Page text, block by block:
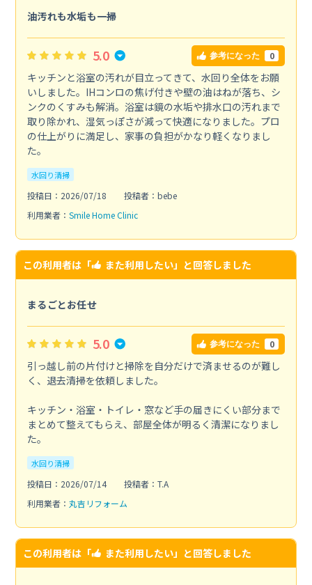
油汚れも水垢も一掃
5.0 参考になった 0
キッチンと浴室の汚れが目立ってきて、水回り全体をお願
いしました。IHコンロの焦げ付きや壁の油はねが落ち、シ
ンクのくすみも解消。浴室は鏡の水垢や排水口の汚れまで
取り除かれ、湿気っぽさが減って快適になりました。プロ
の仕上がりに満足し、家事の負担がかなり軽くなりまし
た。
水回り清掃
投稿日：2026/07/18
投稿者：bebe
利用業者： Smile Home Clinic
この利用者は「 また利用したい」と回答しました
まるごとお任せ
5.0 参考になった 0
引っ越し前の片付けと掃除を自分だけで済ませるのが難し
く、退去清掃を依頼しました。
キッチン・浴室・トイレ・窓など手の届きにくい部分まで
まとめて整えてもらえ、部屋全体が明るく清潔になりまし
た。
水回り清掃
投稿日：2026/07/14
投稿者：T.A
利用業者： 丸吉リフォーム
この利用者は「 また利用したい」と回答しました